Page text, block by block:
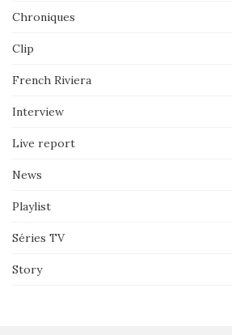
Chroniques
Clip
French Riviera
Interview
Live report
News
Playlist
Séries TV
Story